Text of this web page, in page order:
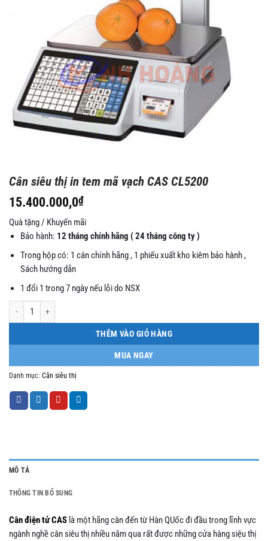
Cân siêu thị in tem mã vạch CAS CL5200
15.400.000,0₫
Quà tặng / Khuyến mãi
Bảo hành: 12 tháng chính hãng ( 24 tháng công ty )
Trong hộp có: 1 cân chính hãng , 1 phiếu xuất kho kiêm bảo hành ,
Sách hướng dẫn
1 đổi 1 trong 7 ngày nếu lỗi do NSX
Cân siêu thị in tem mã vạch CAS CL5200 số lượng
THÊM VÀO GIỎ HÀNG
MUA NGAY
Danh mục: Cân siêu thị
MÔ TẢ
THÔNG TIN BỔ SUNG
Cân điện tử CAS là một hãng cân đến từ Hàn QUốc đi đầu trong lĩnh vực
ngành nghề cân siêu thị nhiều năm qua rất được những cửa hàng siệu thị